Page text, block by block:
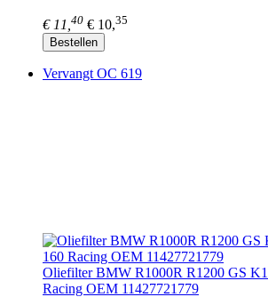
€ 11,40 € 10,35
Bestellen
Vervangt OC 619
Oliefilter BMW R1000R R1200 GS
Racing OEM 11427721779